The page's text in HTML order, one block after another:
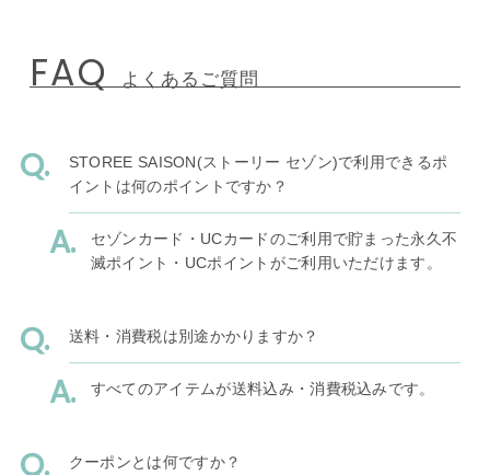
FAQ よくあるご質問
STOREE SAISON(ストーリー セゾン)で利用できるポ
イントは何のポイントですか？
セゾンカード・UCカードのご利用で貯まった永久不
滅ポイント・UCポイントがご利用いただけます。
送料・消費税は別途かかりますか？
すべてのアイテムが送料込み・消費税込みです。
クーポンとは何ですか？